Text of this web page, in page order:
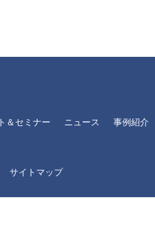
＆セミナー ニュース 事例紹介
サイトマップ